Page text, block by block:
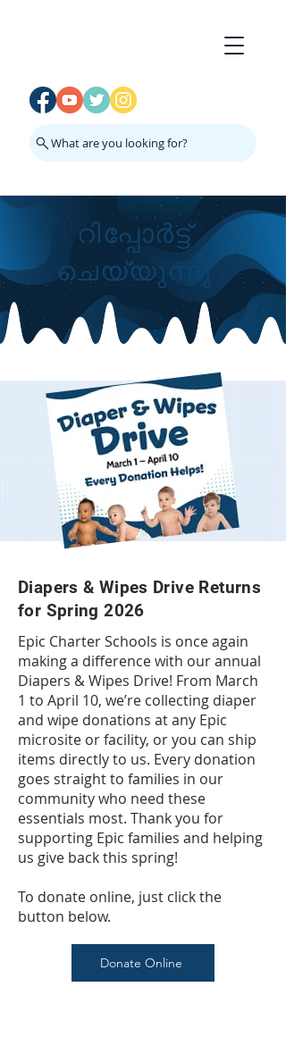
What are you looking for?
റിപ്പോർട്ട്
ചെയ്യുന്നു
Diapers & Wipes Drive Returns
for Spring 2026
Epic Charter Schools is once again
making a difference with our annual
Diapers & Wipes Drive! From March
1 to April 10, we’re collecting diaper
and wipe donations at any Epic
microsite or facility, or you can ship
items directly to us. Every donation
goes straight to families in our
community who need these
essentials most. Thank you for
supporting Epic families and helping
us give back this spring!
To donate online, just click the
button below.
Donate Online